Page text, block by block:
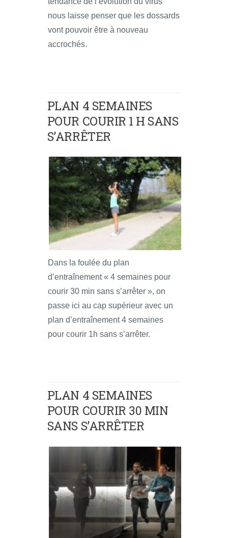
nous laisse penser que les dossards
vont pouvoir être à nouveau
accrochés.
PLAN 4 SEMAINES
POUR COURIR 1 H SANS
S’ARRÊTER
Dans la foulée du plan
d’entraînement « 4 semaines pour
courir 30 min sans s’arrêter », on
passe ici au cap supérieur avec un
plan d’entraînement 4 semaines
pour courir 1h sans s’arrêter.
PLAN 4 SEMAINES
POUR COURIR 30 MIN
SANS S’ARRÊTER